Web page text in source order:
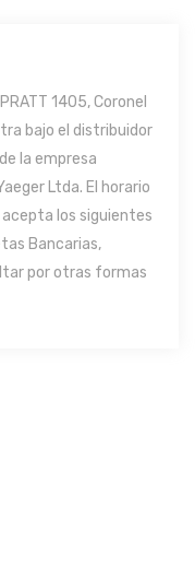
1405, Coronel
bajo el distribuidor
la empresa
Ltda. El horario
los siguientes
Bancarias,
por otras formas